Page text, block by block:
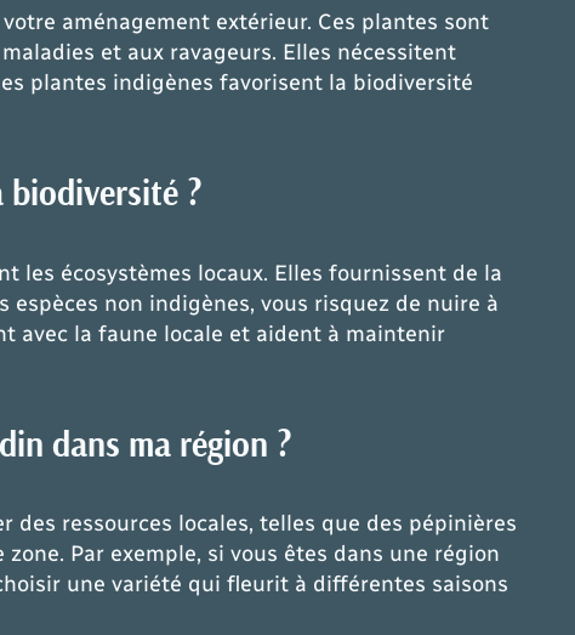
aménagement extérieur. Ces plantes sont
et aux ravageurs. Elles nécessitent
plantes indigènes favorisent la biodiversité
biodiversité ?
les écosystèmes locaux. Elles fournissent de la
non indigènes, vous risquez de nuire à
avec la faune locale et aident à maintenir
dans ma région ?
ressources locales, telles que des pépinières
Par exemple, si vous êtes dans une région
une variété qui fleurit à différentes saisons